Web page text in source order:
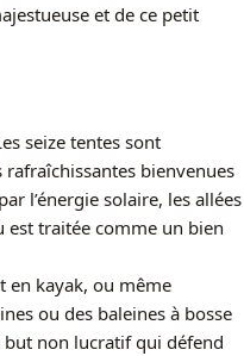
et de ce petit
seize tentes sont
rafraîchissantes bienvenues
l’énergie solaire, les allées
est traitée comme un bien
en kayak, ou même
ou des baleines à bosse
but non lucratif qui défend